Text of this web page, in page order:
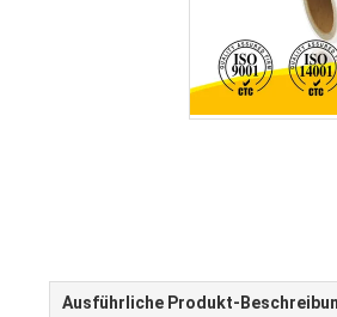
Ausführliche Produkt-